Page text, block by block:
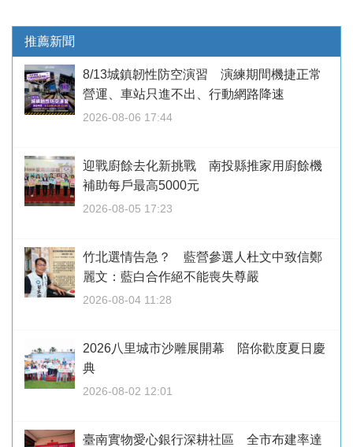
推薦新聞
8/13城鎮韌性防空演習 演練期間機捷正常
營運、車站只進不出、行動網路降速
2026-08-06 17:44
迎戰廚餘去化新挑戰 南投縣推家用廚餘機
補助每戶最高5000元
2026-08-05 17:23
竹北選情告急？ 藍營參選人杜文中致信鄭
麗文：藍白合作絕不能喪失尊嚴
2026-08-04 11:28
2026八里城市沙雕展開幕 陪你歡度夏日慶
典
2026-08-02 12:01
臺南實物愛心銀行深耕社區 全市布建率達